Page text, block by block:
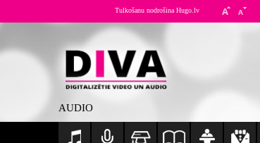
Tulkošanu nodrošina Hugo.lv
AUDIO